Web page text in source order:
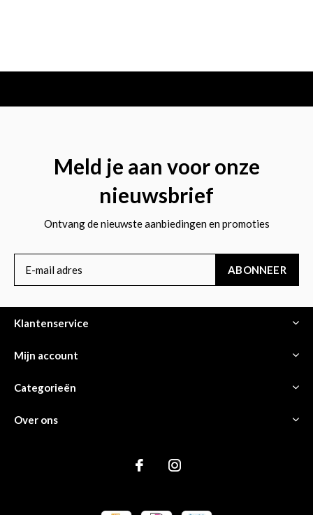
Meld je aan voor onze
nieuwsbrief
Ontvang de nieuwste aanbiedingen en promoties
ABONNEER
Klantenservice
Mijn account
Categorieën
Over ons